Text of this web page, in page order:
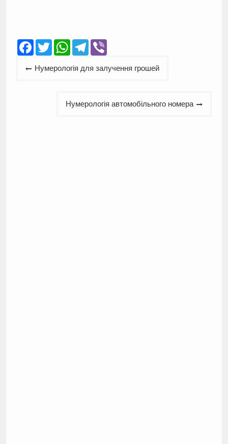
Facebook
TwitterWhatsApp
Telegram
Viber
Навігація
Нумерологія для залучення грошей
Нумерологія автомобільного номера